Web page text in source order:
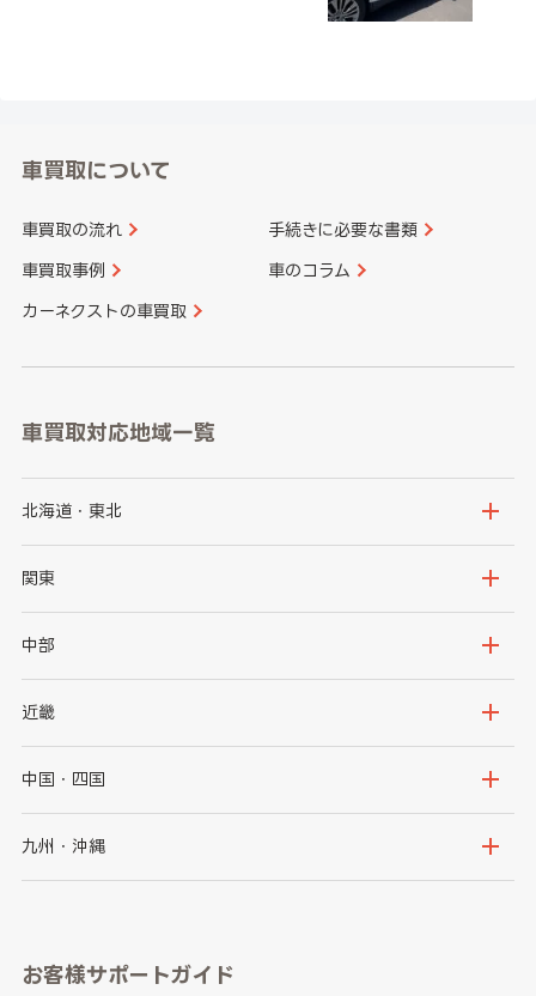
車買取について
車買取の流れ 手続きに必要な書類
車買取事例 車のコラム
カーネクストの車買取
車買取対応地域一覧
北海道・東北
北海道
岩手県
秋田県
関東
茨城県
群馬県
千葉県
中部
新潟県
石川県
山梨県
愛知県
近畿
大阪府
京都府
和歌山県
中国・四国
鳥取県
山口県
九州・沖縄
長崎県
お客様サポートガイド